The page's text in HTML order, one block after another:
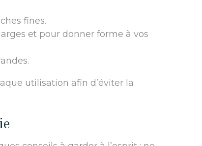
fines.
et pour donner forme à vos
utilisation afin d’éviter la